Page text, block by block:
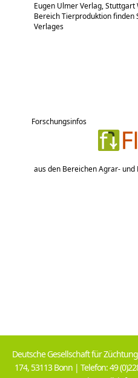
Eugen Ulmer Verlag,
Bereich Tierproduktion finden
Verlages
Forschungsinfos
aus den Bereichen Agrar-
Deutsche Gesellschaft für
174, 53113 Bonn | Telefon: 49